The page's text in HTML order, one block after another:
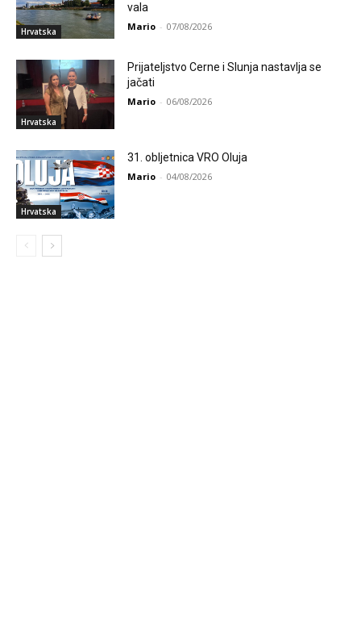
Hrvatska
vala
Mario - 07/08/2026
Hrvatska
Prijateljstvo Cerne i Slunja nastavlja se
jačati
Mario - 06/08/2026
Hrvatska
31. obljetnica VRO Oluja
Mario - 04/08/2026